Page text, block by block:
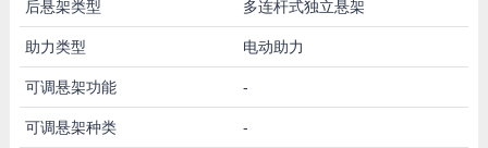
后悬架类型 多连杆式独立悬架
助力类型 电动助力
可调悬架功能 -
可调悬架种类 -